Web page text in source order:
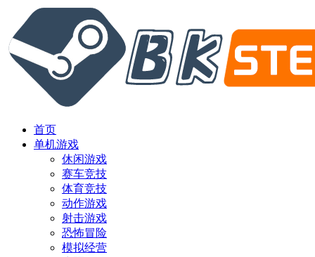
首页
单机游戏
休闲游戏
赛车竞技
体育竞技
动作游戏
射击游戏
恐怖冒险
模拟经营